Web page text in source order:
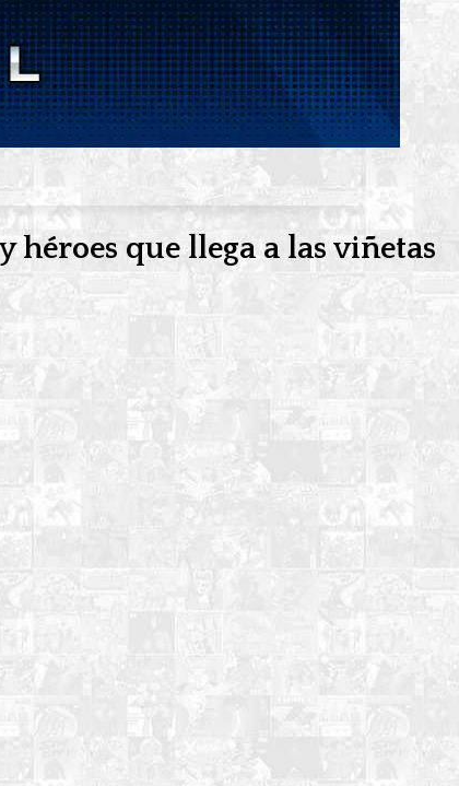
héroes que llega a las viñetas